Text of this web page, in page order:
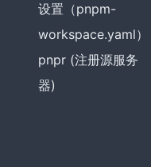
设置（pnpm-
workspace.yaml）
pnpr (注册源服务
器)